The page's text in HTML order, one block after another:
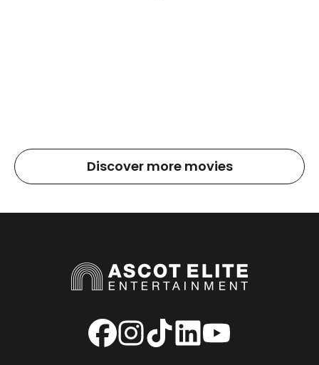
Discover more movies
Facebook
Instagram
TikTokLinkedInYouTube